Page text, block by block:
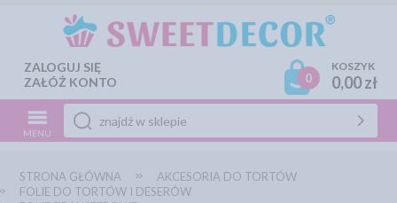
ZALOGUJ SIĘ
ZAŁÓŻ KONTO
0
KOSZYK
0,00 zł
MENU
STRONA GŁÓWNA
AKCESORIA DO TORTÓW
FOLIE DO TORTÓW I DESERÓW